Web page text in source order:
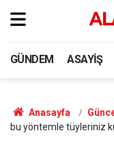
GÜNDEM ASAYIŞ
Anasayfa
bu yöntemle tüyleriniz